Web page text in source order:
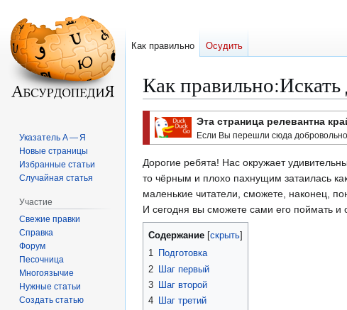
Как правильно:
Перейти
Перейти
Эта страница релевантна
Если Вы перешли сюда
Дорогие ребята! Нас окружает
то чёрным и плохо пахнущим затаилась
маленькие читатели, сможете, наконец,
И сегодня вы сможете сами его поймать и
Содержание
1 Подготовка
2
Шаг первый
3 Шаг второй
4 Шаг третий
Как правильно Осудить
Указатель А — Я
Новые страницы
Избранные статьи
Случайная статья
Участие
Свежие правки
Справка
Форум
Песочница
Многоязычие
Нужные статьи
Создать статью